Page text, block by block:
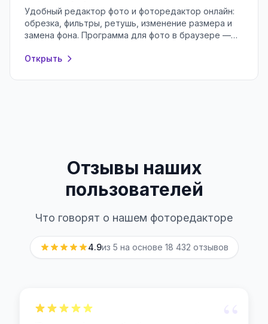
Удобный редактор фото и фоторедактор онлайн:
обрезка, фильтры, ретушь, изменение размера и
замена фона. Программа для фото в браузере —
Открыть
Отзывы наших
пользователей
Что говорят о нашем фоторедакторе
4.9из 5 на основе 18 432 отзывов